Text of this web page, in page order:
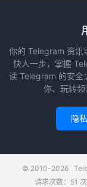
你的 Telegram 资讯
快人一步，掌握
读 Telegram 的安全
你、玩转
隐
© 2010-2026
请求次数：51